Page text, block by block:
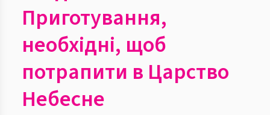
Приготування,
необхідні, щоб
потрапити в Царство
Небесне